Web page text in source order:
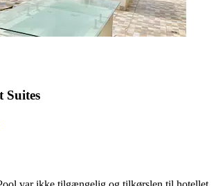
Suites